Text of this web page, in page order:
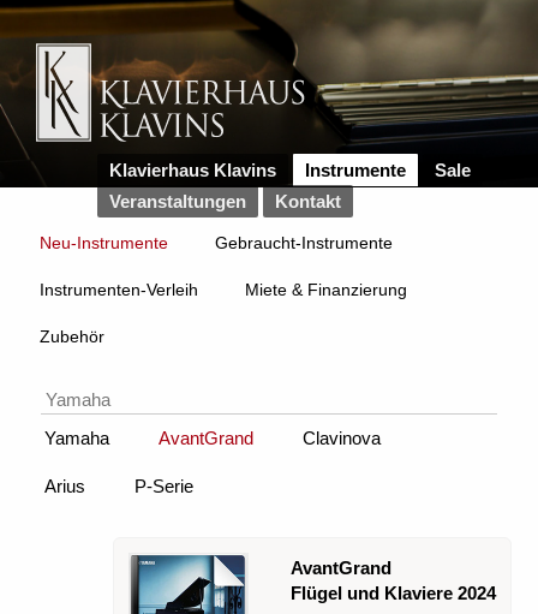
Klavierhaus Klavins Instrumente
Sale
Veranstaltungen
Kontakt
Neu-Instrumente Gebraucht-Instrumente
Instrumenten-Verleih Miete & Finanzierung
Zubehör
Yamaha
Yamaha
AvantGrand Clavinova
Arius P-Serie
AvantGrand
Flügel und Klaviere 2024